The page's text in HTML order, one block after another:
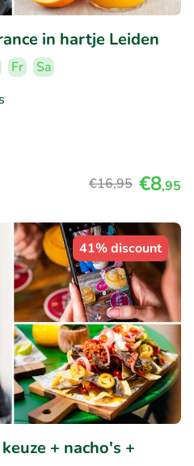
in hartje Leiden
Fr
Sa
€16,95 €8,95
41% discount
+ nacho's +